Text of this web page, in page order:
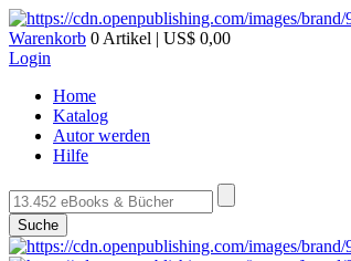
Warenkorb 0 Artikel | US$ 0,00
Login
Home
Katalog
Autor werden
Hilfe
Suche